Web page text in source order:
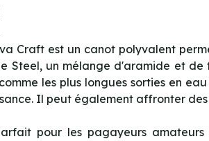
Craft est un canot polyvalent
Steel, un mélange d'aramide et
les plus longues sorties en
Il peut également affronter
pour les pagayeurs